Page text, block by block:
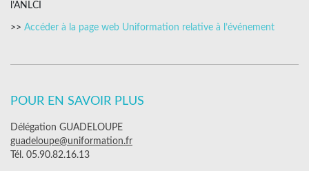
l’ANLCI
>> Accéder à la page web Uniformation relative à l’événement
POUR EN SAVOIR PLUS
Délégation GUADELOUPE
guadeloupe@uniformation.fr
Tél. 05.90.82.16.13